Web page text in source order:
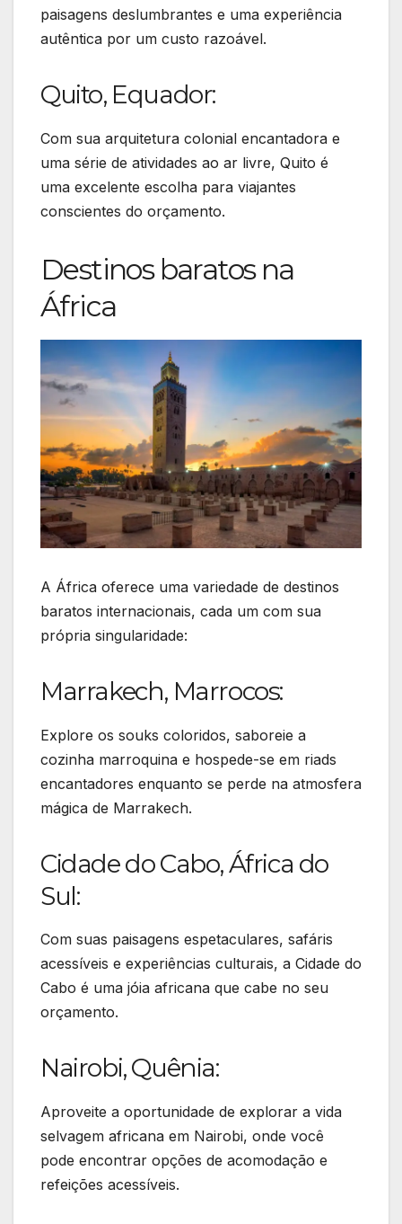
paisagens deslumbrantes e uma experiência
autêntica por um custo razoável.
Quito, Equador:
Com sua arquitetura colonial encantadora e
uma série de atividades ao ar livre, Quito é
uma excelente escolha para viajantes
conscientes do orçamento.
Destinos baratos na
África
A África oferece uma variedade de destinos
baratos internacionais, cada um com sua
própria singularidade:
Marrakech, Marrocos:
Explore os souks coloridos, saboreie a
cozinha marroquina e hospede-se em riads
encantadores enquanto se perde na atmosfera
mágica de Marrakech.
Cidade do Cabo, África do
Sul:
Com suas paisagens espetaculares, safáris
acessíveis e experiências culturais, a Cidade do
Cabo é uma jóia africana que cabe no seu
orçamento.
Nairobi, Quênia:
Aproveite a oportunidade de explorar a vida
selvagem africana em Nairobi, onde você
pode encontrar opções de acomodação e
refeições acessíveis.